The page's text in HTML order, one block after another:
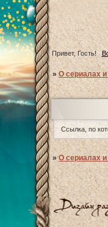
Привет, Гость!
»О сериалах и
Ссылка, по
»О сериалах и